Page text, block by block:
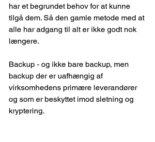
har et begrundet behov for at kunne
tilgå dem. Så den gamle metode med at
alle har adgang til alt er ikke godt nok
længere.
Backup - og ikke bare backup, men
backup der er uafhængig af
virksomhedens primære leverandører
og som er beskyttet imod sletning og
kryptering.